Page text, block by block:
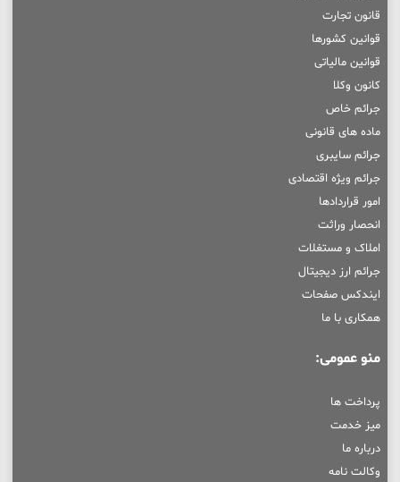
قانون تجارت
قوانین کشورها
قوانین مالیاتی
کانون وکلا
جرائم خاص
ماده های قانونی
جرائم سایبری
جرائم ویژه اقتصادی
امور قراردادها
انحصار وراثت
املاک و مستغلات
جرائم ارز دیجیتال
ایندکس صفحات
همکاری با ما
منو عمومی:
پرداخت ها
میز خدمت
درباره ما
وکالت نامه